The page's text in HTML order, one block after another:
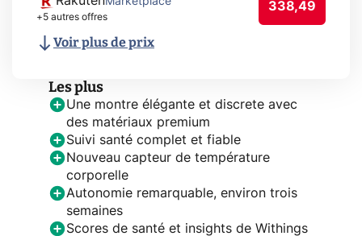
+5 autres offres
338,49
Voir plus de prix
Les plus
Une montre élégante et discrete avec
des matériaux premium
Suivi santé complet et fiable
Nouveau capteur de température
corporelle
Autonomie remarquable, environ trois
semaines
Scores de santé et insights de Withings